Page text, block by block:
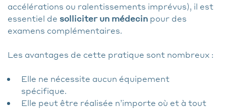
accélérations ou ralentissements imprévus), il est
essentiel de solliciter un médecin pour des
examens complémentaires.
Les avantages de cette pratique sont nombreux :
Elle ne nécessite aucun équipement
spécifique.
Elle peut être réalisée n’importe où et à tout